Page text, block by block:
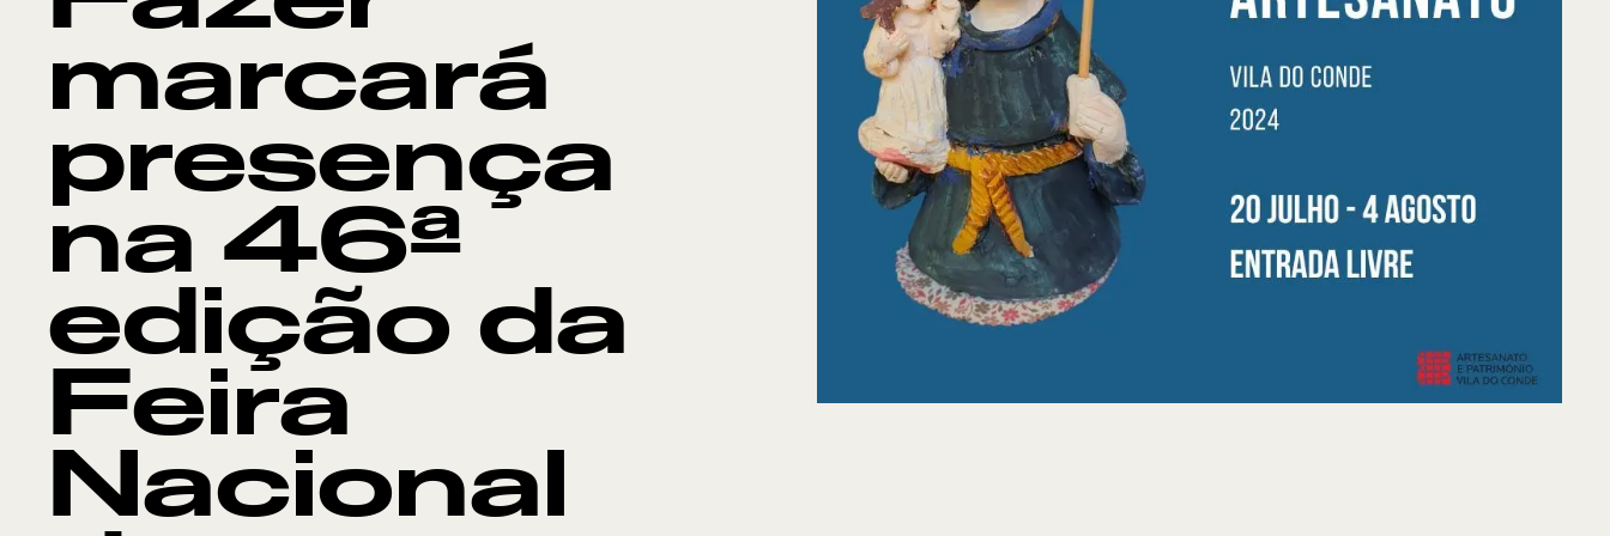
marcará
presença
na 46ª
edição da
Feira
Nacional